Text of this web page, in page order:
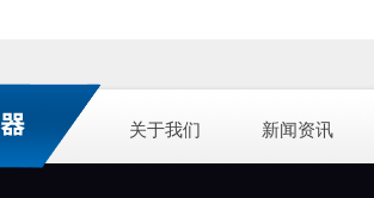
关于我们 新闻资讯